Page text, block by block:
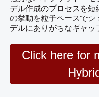
デル作成のプロセスを
の挙動を粒子ベースで
デルにありがちなギャッ
Click here for